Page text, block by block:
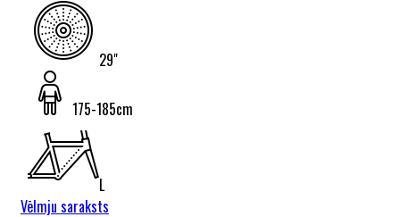
29"
175-185cm
L
Vēlmju saraksts